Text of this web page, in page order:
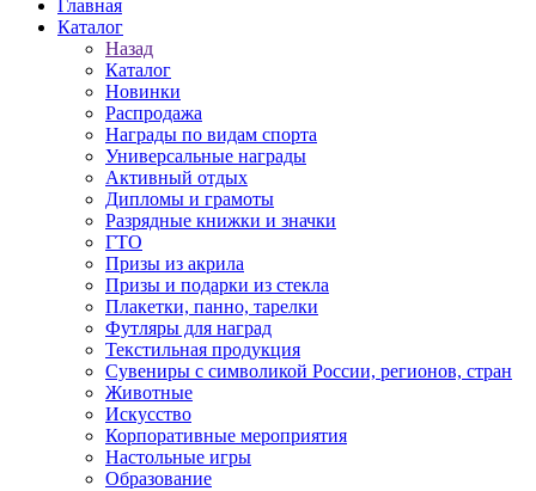
Главная
Каталог
Назад
Каталог
Новинки
Распродажа
Награды по видам спорта
Универсальные награды
Активный отдых
Дипломы и грамоты
Разрядные книжки и значки
ГТО
Призы из акрила
Призы и подарки из стекла
Плакетки, панно, тарелки
Футляры для наград
Текстильная продукция
Сувениры с символикой России, регионов, стран
Животные
Искусство
Корпоративные мероприятия
Настольные игры
Образование